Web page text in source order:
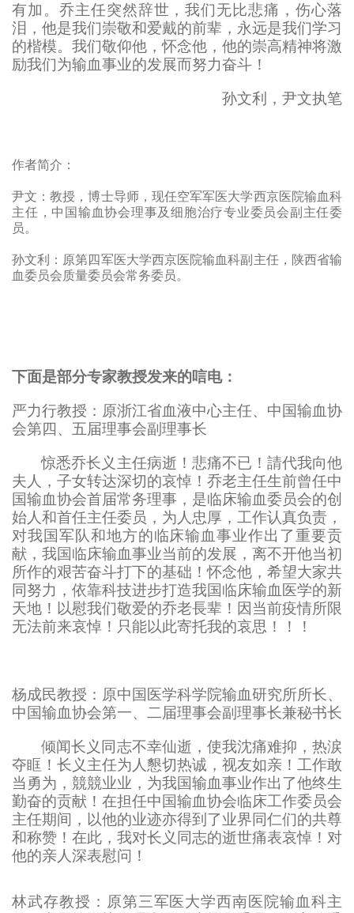
有加。乔主任突然辞世，我们无比悲痛，伤心落
泪，他是我们崇敬和爱戴的前辈，永远是我们学习
的楷模。我们敬仰他，怀念他，他的崇高精神将激
励我们为输血事业的发展而努力奋斗！
孙文利，尹文执笔
作者简介：
尹文：教授，博士导师，现任空军军医大学西京医院输血科
主任，中国输血协会理事及细胞治疗专业委员会副主任委
员。
孙文利：原第四军医大学西京医院输血科副主任，陕西省输
血委员会质量委员会常务委员。
下面是部分专家教授发来的唁电：
严力行教授：原浙江省血液中心主任、中国输血协
会第四、五届理事会副理事长
惊悉乔长义主任病逝！悲痛不已！請代我向他
夫人，子女转达深切的哀悼！乔老主任生前曾任中
国输血协会首届常务理事，是临床输血委员会的创
始人和首任主任委员，为人忠厚，工作认真负责，
对我国军队和地方的临床输血事业作出了重要贡
献，我国临床输血事业当前的发展，离不开他当初
所作的艰苦奋斗打下的基础！怀念他，希望大家共
同努力，依靠科技进步打造我国临床输血医学的新
天地！以慰我们敬爱的乔老長辈！因当前疫情所限
无法前来哀悼！只能以此寄托我的哀思！！！
杨成民教授：原中国医学科学院输血研究所所长、
中国输血协会第一、二届理事会副理事长兼秘书长
倾闻长义同志不幸仙逝，使我沈痛难抑，热涙
夺眶！长义主任为人懇切热诚，视友如亲！工作敢
当勇为，競競业业，为我国输血事业作出了他终生
勤奋的贡献！在担任中国输血协会临床工作委员会
主任期间，以他的业迹亦得到了业界同仁们的共尊
和称赞！在此，我对长义同志的逝世痛表哀悼！对
他的亲人深表慰问！
林武存教授：原第三军医大学西南医院输血科主